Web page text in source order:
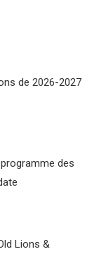
de 2026-2027
des
Lions &